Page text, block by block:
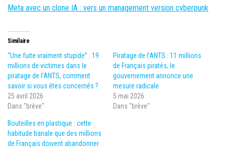
Meta avec un clone IA : vers un management version cyberpunk
Similaire
“Une fuite vraiment stupide” : 19
millions de victimes dans le
piratage de l’ANTS, comment
savoir si vous êtes concernés ?
25 avril 2026
Dans "brève"
Piratage de l’ANTS : 11 millions
de Français piratés, le
gouvernement annonce une
mesure radicale
5 mai 2026
Dans "brève"
Bouteilles en plastique : cette
habitude banale que des millions
de Français doivent abandonner